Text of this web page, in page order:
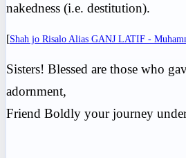
nakedness (i.e. destitution).
[Shah jo Risalo Alias GANJ LATIF -
Sisters! Blessed are those who
adornment,
Friend Boldly your journey